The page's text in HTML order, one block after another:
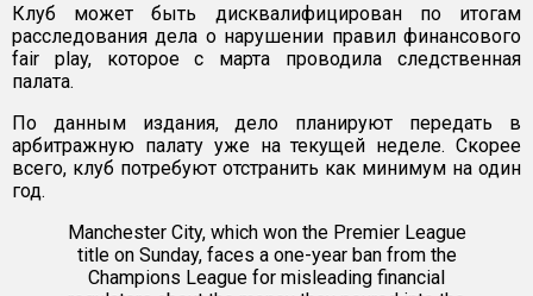
Клуб может быть дисквалифицирован по итогам
расследования дела о нарушении правил финансового
fair play, которое с марта проводила следственная
палата.
По данным издания, дело планируют передать в
арбитражную палату уже на текущей неделе. Скорее
всего, клуб потребуют отстранить как минимум на один
год.
Manchester City, which won the Premier League
title on Sunday, faces a one-year ban from the
Champions League for misleading financial